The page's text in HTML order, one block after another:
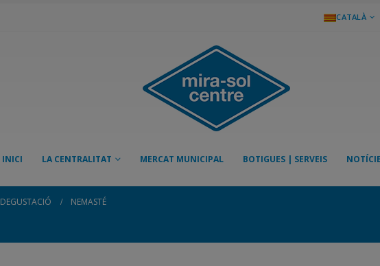
CATALÀ
INICI LA CENTRALITAT MERCAT MUNICIPAL BOTIGUES | SERVEIS
DEGUSTACIÓ NEMASTÉ